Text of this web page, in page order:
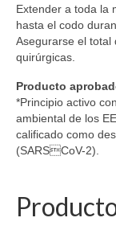
Extender a toda la
hasta el codo
Asegurarse el total
quirúrgicas.
Producto
*Principio activo
ambiental de los
calificado como
(SARSCoV-2).